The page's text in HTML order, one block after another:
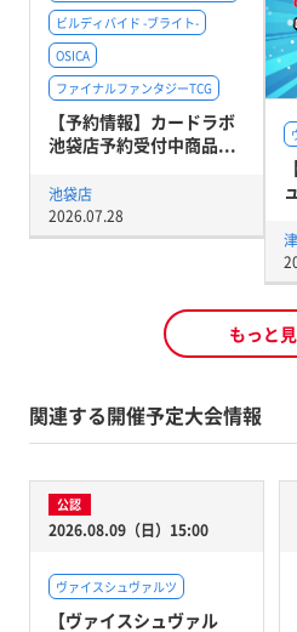
ビルディバイド -ブライト-
OSICA
ファイナルファンタジーTCG
【予約情報】カードラボ
池袋店予約受付中商品...
池袋店
2026.07.28
もっと
関連する開催予定大会情報
公認
2026.08.09（日）15:00
ヴァイスシュヴァルツ
【ヴァイスシュヴァル